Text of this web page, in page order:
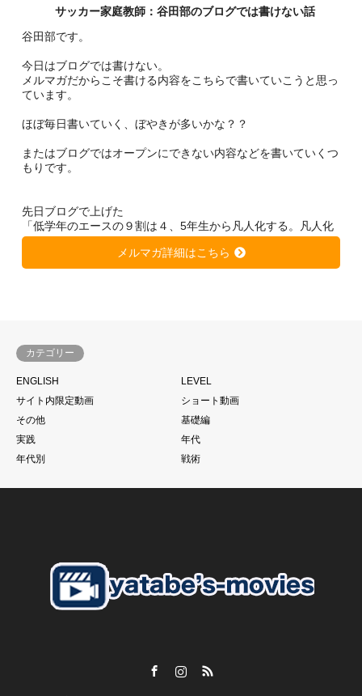
サッカー家庭教師：谷田部のブログでは書けない話
谷田部です。
今日はブログでは書けない。
メルマガだからこそ書ける内容をこちらで書いていこうと思っ
ています。
ほぼ毎日書いていく、ぼやきが多いかな？？
またはブログではオープンにできない内容などを書いていくつ
もりです。
先日ブログで上げた
「低学年のエースの９割は４、5年生から凡人化する。凡人化
しないために、、、」
https://soccer-kateikyousi.com/daihyoublog/archives/7684.htm
l
す。
当たり前と言われるかもしれません。
もちろん個の力
それでものめり込みすぎて、そこをおざなりにする
す。
私がずっと言い続けている
「親御さんの理解」
【スクールの必要性とは？】
メルマガ詳細はこちら
カテゴリー
ENGLISH
LEVEL
サイト内限定動画
ショート動画
その他
基礎編
実践
年代
年代別
戦術